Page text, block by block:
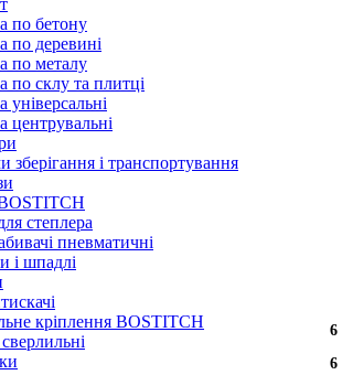
по бетону
по деревині
по металу
по склу та плитці
універсальні
центрувальні
зберігання і транспортування
степлера
пневматичні
і шпадлі
кріплення BOSTITCH
6
6
6
6
6
6
6
6
6
6
6
6
6
6
6
6
6
6
6
6
6
6
6
6
6
6
6
6
6
6
6
6
6
6
6
6